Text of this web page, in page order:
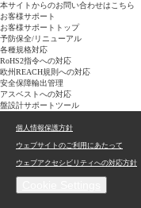
本サイトからのお問い合わせはこちら
お客様サポート
お客様サポートトップ
予防保全/リニューアル
各種規格対応
RoHS2指令への対応
欧州REACH規則への対応
安全保障輸出管理
アスベストへの対応
盤設計サポートツール
個人情報保護方針
ウェブサイトのご利用にあたって
ウェブアクセシビリティへの対応方針